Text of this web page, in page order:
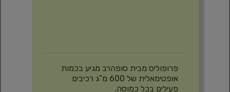
פרופוליס מבית סופהרב מגיע בכמות
אופטימאלית של 600 מ”ג רכיבים
פעילים בכל כמוסה.